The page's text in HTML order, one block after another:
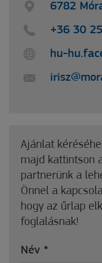
6782
+36 30
hu-
Ajánlat
majd kattintson
partnerünk a
Önnel a
hogy az űrlap
foglalásnak!
Név *